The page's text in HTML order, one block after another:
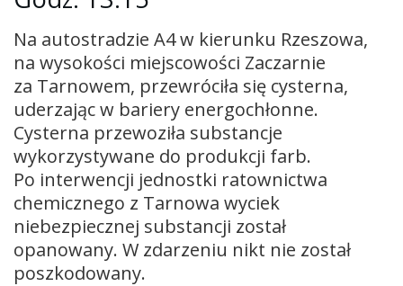
Na autostradzie A4 w kierunku Rzeszowa,
na wysokości miejscowości Zaczarnie
za Tarnowem, przewróciła się cysterna,
uderzając w bariery energochłonne.
Cysterna przewoziła substancje
wykorzystywane do produkcji farb.
Po interwencji jednostki ratownictwa
chemicznego z Tarnowa wyciek
niebezpiecznej substancji został
opanowany. W zdarzeniu nikt nie został
poszkodowany.